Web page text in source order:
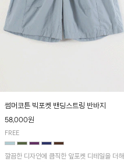
썸머코튼 빅포켓 밴딩스트링 반바지
58,000원
FREE
깔끔한 디자인에 큼직한 앞포켓 디테일을 더해